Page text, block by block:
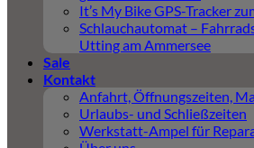
It’s My Bike GPS-Tracker
Schlauchautomat –
Utting am Ammersee
Sale
Kontakt
Anfahrt, Öffnungszeiten,
Urlaubs- und Schließzeiten
Werkstatt-Ampel für